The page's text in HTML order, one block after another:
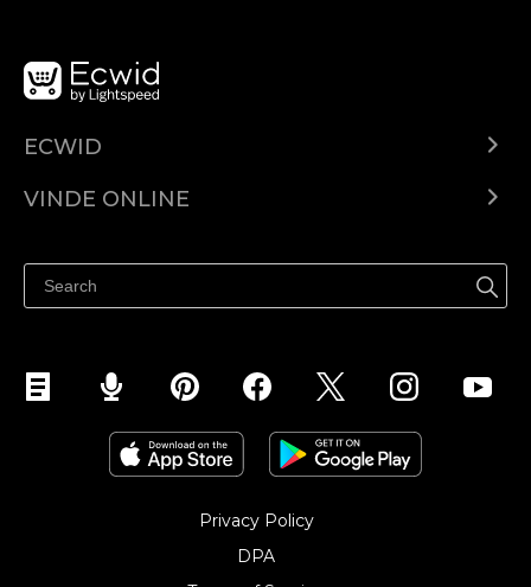
ECWID
Prețuri
VINDE ONLINE
Vinde pe Facebook
Vinde pe Instagram
Privacy Policy
DPA